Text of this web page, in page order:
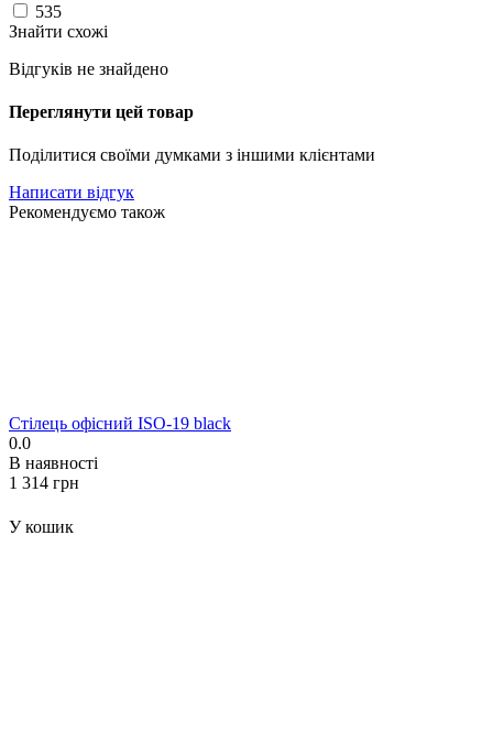
535
Знайти схожі
Відгуків не знайдено
Переглянути цей товар
Поділитися своїми думками з іншими клієнтами
Написати відгук
Рекомендуємо також
Стілець офісний ISO-19 black
0.0
В наявності
‍1 314‍ грн
У кошик